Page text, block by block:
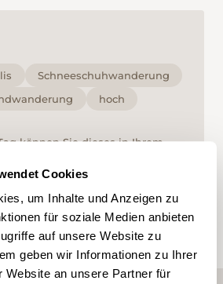
Cookies
um Inhalte und Anzeigen zu
für soziale Medien anbieten
auf unsere Website zu
geben wir Informationen zu Ihrer
Website an unsere Partner für
Schneeschuhwanderung
hoch
können Sie dieses in Ihrem
Content vorgeschlagen.
einem Account gespeichert